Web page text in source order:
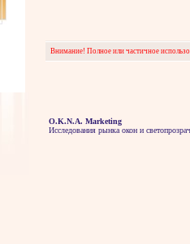
Внимание! Полное или частичное
O.K.N.A. Marketing
Исследования рынка окон и